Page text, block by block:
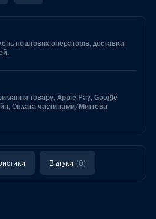
поштових операторів, доставка
товару, Apple Pay, Google
Оплата частинами/Миттєва
Відгуки (0)